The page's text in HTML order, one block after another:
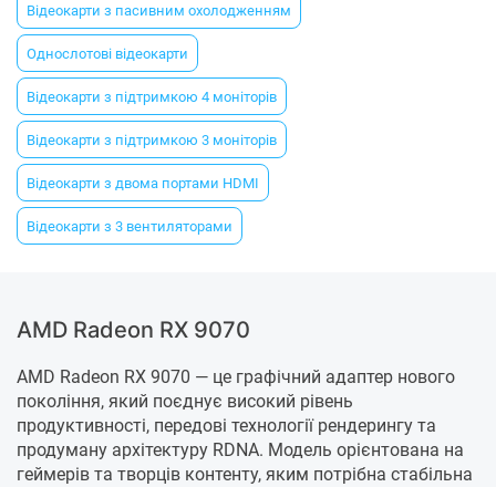
Відеокарти з пасивним охолодженням
Однослотові відеокарти
Відеокарти з підтримкою 4 моніторів
Відеокарти з підтримкою 3 моніторів
Відеокарти з двома портами HDMI
Відеокарти з 3 вентиляторами
AMD Radeon RX 9070
AMD Radeon RX 9070 — це графічний адаптер нового
покоління, який поєднує високий рівень
продуктивності, передові технології рендерингу та
продуману архітектуру RDNA. Модель орієнтована на
геймерів та творців контенту, яким потрібна стабільна